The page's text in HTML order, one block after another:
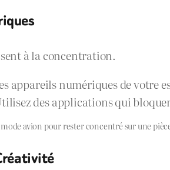
à la concentration.
appareils numériques de votre
des applications qui
avion pour rester concentré sur une